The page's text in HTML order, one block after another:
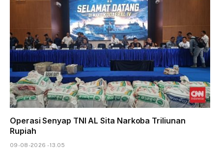
Operasi Senyap TNI AL Sita Narkoba Triliunan
Rupiah
09-08-2026 - 13.05